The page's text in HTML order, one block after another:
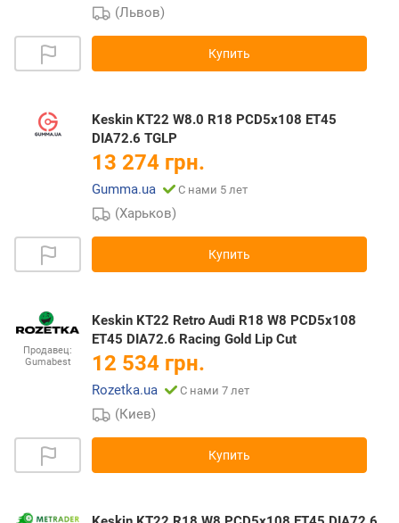
(Львов)
Купить
Keskin KT22 W8.0 R18 PCD5x108 ET45
DIA72.6 TGLP
13 274 грн.
Gumma.ua С нами 5 лет
(Харьков)
Купить
Продавец:
Gumabest
Keskin KT22 Retro Audi R18 W8 PCD5x108
ET45 DIA72.6 Racing Gold Lip Cut
12 534 грн.
Rozetka.ua С нами 7 лет
(Киев)
Купить